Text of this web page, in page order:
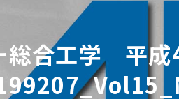
総合工学 平